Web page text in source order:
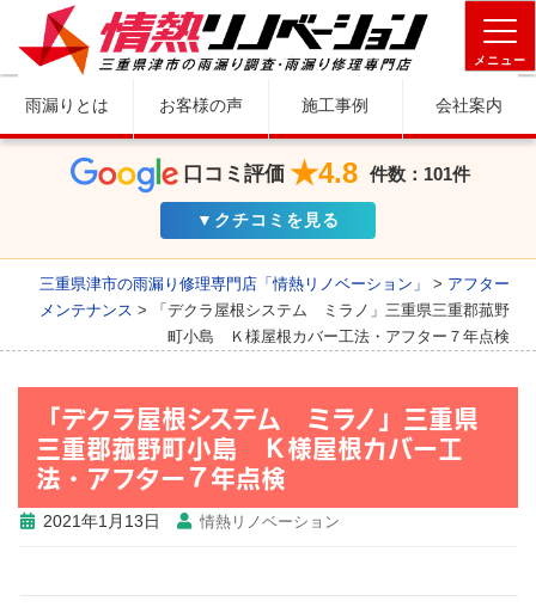
メニュー
雨漏りとは お客様の声 施工事例 会社案内
口コミ評価 ★4.8 件数：101件
▼クチコミを見る
三重県津市の雨漏り修理専門店「情熱リノベーション」 > アフター
メンテナンス >
「デクラ屋根システム ミラノ」三重県三重郡菰野
町小島 Ｋ様屋根カバー工法・アフター７年点検
「デクラ屋根システム ミラノ」三重県
三重郡菰野町小島 Ｋ様屋根カバー工
法・アフター７年点検
2021年1月13日 情熱リノベーション